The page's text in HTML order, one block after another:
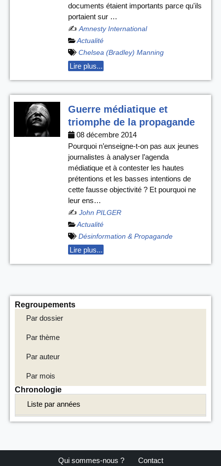
documents étaient importants parce qu'ils
portaient sur …
✍️ Amnesty International
Actualité
Chelsea (Bradley) Manning
Lire plus...
Guerre médiatique et
triomphe de la propagande
08 décembre 2014
Pourquoi n’enseigne-t-on pas aux jeunes
journalistes à analyser l’agenda
médiatique et à contester les hautes
prétentions et les basses intentions de
cette fausse objectivité ? Et pourquoi ne
leur ens…
✍️ John PILGER
Actualité
Désinformation & Propagande
Lire plus...
Regroupements
Par dossier
Par thème
Par auteur
Par mois
Chronologie
Liste par années
Qui sommes-nous ? Contact